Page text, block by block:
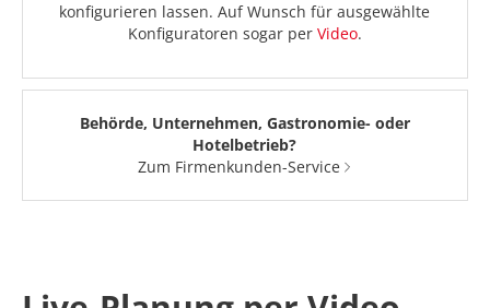
konfigurieren lassen. Auf Wunsch für ausgewählte
Konfiguratoren sogar per Video.
Behörde, Unternehmen, Gastronomie- oder
Hotelbetrieb?
Zum Firmenkunden-Service